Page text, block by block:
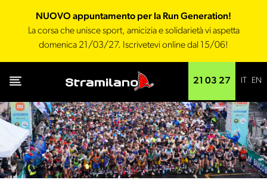
NUOVO appuntamento per la Run Generation!
La corsa che unisce sport, amicizia e solidarietà vi aspetta
domenica 21/03/27. Iscrivetevi online dal 15/06!
21 03 27 EN